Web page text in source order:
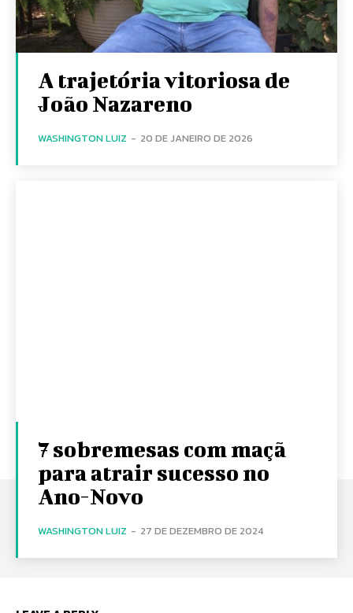
A trajetória vitoriosa de
João Nazareno
WASHINGTON LUIZ - 20 DE JANEIRO DE 2026
7 sobremesas com maçã
para atrair sucesso no
Ano-Novo
WASHINGTON LUIZ - 27 DE DEZEMBRO DE 2024